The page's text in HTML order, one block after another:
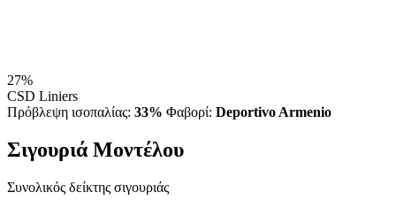
27%
CSD Liniers
Πρόβλεψη ισοπαλίας: 33% Φαβορί: Deportivo Armenio
Σιγουριά Μοντέλου
Συνολικός δείκτης σιγουριάς